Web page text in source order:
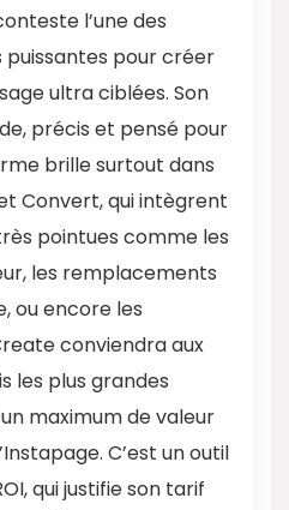
l’une des
pour créer
ultra ciblées. Son
précis et pensé pour
brille surtout dans
Convert, qui intègrent
pointues comme les
les remplacements
ou encore les
conviendra aux
les plus grandes
maximum de valeur
C’est un outil
qui justifie son tarif